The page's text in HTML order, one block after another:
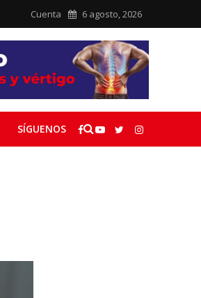
Cuenta 6 agosto, 2026
SÍGUENOS